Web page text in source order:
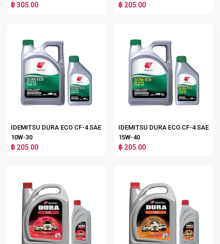
฿ 305.00 ฿ 205.00
IDEMITSU DURA ECO CF-4 SAE
10W-30
฿ 205.00
IDEMITSU DURA ECO CF-4 SAE
15W-40
฿ 205.00